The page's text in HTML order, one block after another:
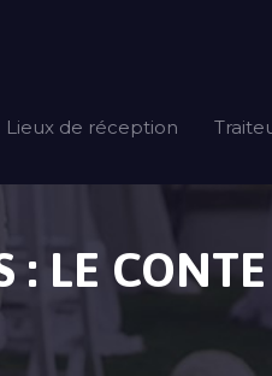
Lieux de réception
: LE